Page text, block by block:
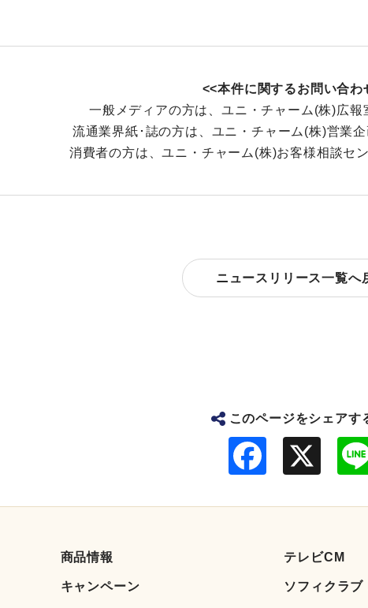
<<本件に関するお問い合わ
一般メディアの方は、ユニ・チャーム(株)広
流通業界紙･誌の方は、ユニ・チャーム(株)営業
消費者の方は、ユニ・チャーム(株)お客様相談
ニュースリリース一覧へ
このページをシェアす
商品情報
キャンペーン
テレビCM
ソフィクラブ